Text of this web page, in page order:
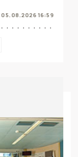
05.08.2026 16:59